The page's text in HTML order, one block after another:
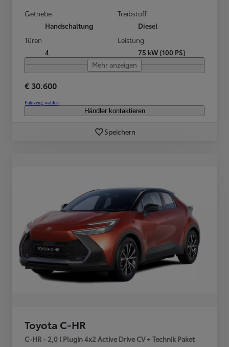
Getriebe
Handschaltung
Treibstoff
Diesel
Türen
4
Leistung
75 kW (100 PS)
Mehr anzeigen
€ 30.600
Fahrzeug wählen
Händler kontaktieren
Speichern
Toyota C-HR
C-HR - 2,0 l Plugin 4x2 Active Drive CV + Technik Paket